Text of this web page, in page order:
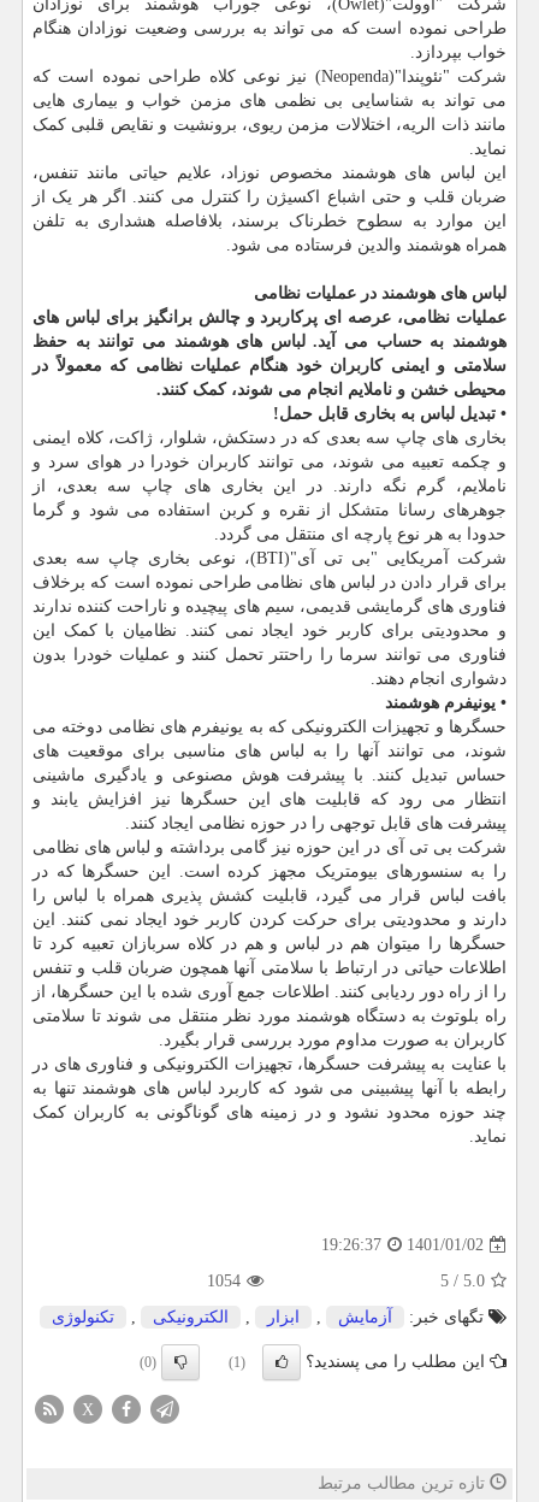
شرکت "اوولت"(Owlet)، نوعی جوراب هوشمند برای نوزادان
طراحی نموده است که می تواند به بررسی وضعیت نوزادان هنگام
خواب بپردازد.
شرکت "نئوپندا"(Neopenda) نیز نوعی کلاه طراحی نموده است که
می تواند به شناسایی بی نظمی های مزمن خواب و بیماری هایی
مانند ذات الریه، اختلالات مزمن ریوی، برونشیت و نقایص قلبی کمک
نماید.
این لباس های هوشمند مخصوص نوزاد، علایم حیاتی مانند تنفس،
ضربان قلب و حتی اشباع اکسیژن را کنترل می کنند. اگر هر یک از
این موارد به سطوح خطرناک برسند، بلافاصله هشداری به تلفن
همراه هوشمند والدین فرستاده می شود.
لباس های هوشمند در عملیات نظامی
عملیات نظامی، عرصه ای پرکاربرد و چالش برانگیز برای لباس های
هوشمند به حساب می آید. لباس های هوشمند می توانند به حفظ
سلامتی و ایمنی کاربران خود هنگام عملیات نظامی که معمولاً در
محیطی خشن و ناملایم انجام می شوند، کمک کنند.
• تبدیل لباس به بخاری قابل حمل!
بخاری های چاپ سه بعدی که در دستکش، شلوار، ژاکت، کلاه ایمنی
و چکمه تعبیه می شوند، می توانند کاربران خودرا در هوای سرد و
ناملایم، گرم نگه دارند. در این بخاری های چاپ سه بعدی، از
جوهرهای رسانا متشکل از نقره و کربن استفاده می شود و گرما
حدودا به هر نوع پارچه ای منتقل می گردد.
شرکت آمریکایی "بی تی آی"(BTI)، نوعی بخاری چاپ سه بعدی
برای قرار دادن در لباس های نظامی طراحی نموده است که برخلاف
فناوری های گرمایشی قدیمی، سیم های پیچیده و ناراحت کننده ندارند
و محدودیتی برای کاربر خود ایجاد نمی کنند. نظامیان با کمک این
فناوری می توانند سرما را راحتتر تحمل کنند و عملیات خودرا بدون
دشواری انجام دهند.
• یونیفرم هوشمند
حسگرها و تجهیزات الکترونیکی که به یونیفرم های نظامی دوخته می
شوند، می توانند آنها را به لباس های مناسبی برای موقعیت های
حساس تبدیل کنند. با پیشرفت هوش مصنوعی و یادگیری ماشینی
انتظار می رود که قابلیت های این حسگرها نیز افزایش یابند و
پیشرفت های قابل توجهی را در حوزه نظامی ایجاد کنند.
شرکت بی تی آی در این حوزه نیز گامی برداشته و لباس های نظامی
را به سنسورهای بیومتریک مجهز کرده است. این حسگرها که در
بافت لباس قرار می گیرد، قابلیت کشش پذیری همراه با لباس را
دارند و محدودیتی برای حرکت کردن کاربر خود ایجاد نمی کنند. این
حسگرها را میتوان هم در لباس و هم در کلاه سربازان تعبیه کرد تا
اطلاعات حیاتی در ارتباط با سلامتی آنها همچون ضربان قلب و تنفس
را از راه دور ردیابی کنند. اطلاعات جمع آوری شده با این حسگرها، از
راه بلوتوث به دستگاه هوشمند مورد نظر منتقل می شوند تا سلامتی
کاربران به صورت مداوم مورد بررسی قرار بگیرد.
با عنایت به پیشرفت حسگرها، تجهیزات الکترونیکی و فناوری های در
رابطه با آنها پیشبینی می شود که کاربرد لباس های هوشمند تنها به
چند حوزه محدود نشود و در زمینه های گوناگونی به کاربران کمک
نماید.
1401/01/02
19:26:37
5.0
/
5
1054
تگهای خبر:
آزمایش , ابزار , الكترونیكی , تكنولوژی
این مطلب را می پسندید؟ (1)
(0)
X
تازه ترین مطالب مرتبط